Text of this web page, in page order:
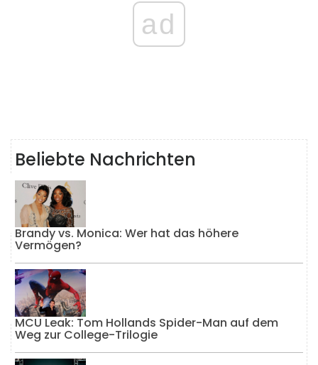
ad
Beliebte Nachrichten
Brandy vs. Monica: Wer hat das höhere
Vermögen?
MCU Leak: Tom Hollands Spider-Man auf dem
Weg zur College-Trilogie